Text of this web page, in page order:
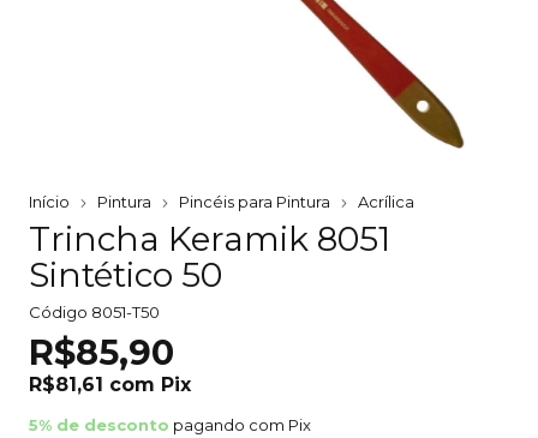
Início Pintura Pincéis para Pintura Acrílica
Trincha Keramik 8051
Sintético 50
Código 8051-T50
R$85,90
R$81,61 com Pix
5% de desconto pagando com Pix